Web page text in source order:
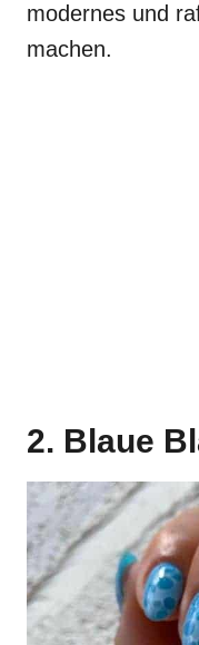
modernes und
machen.
2. Blaue